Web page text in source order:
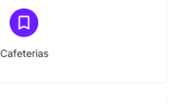
Cafeterias
(7)